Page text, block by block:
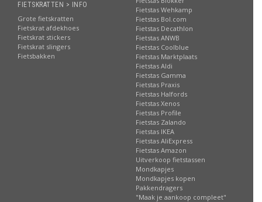
FIETSKRATTEN > INFO
Grote fietskratten
Fietskrat afdekhoes
Fietskrat stickers
Fietskrat slingers
Fietsbakken
Fietstas Wehkamp
Fietstas Bol.com
Fietstas Decathlon
Fietstas ANWB
Fietstas Coolblue
Fietstas Marktplaats
Fietstas Aldi
Fietstas Gamma
Fietstas Praxis
Fietstas Halfords
Fietstas Xenos
Fietstas Profile
Fietstas Zalando
Fietstas IKEA
Fietstas AliExpress
Fietstas Amazon
Uitverkoop fietstassen
Mondkapjes
Mondkapjes kopen
Pakkendragers
"Maak je aankoop compleet"